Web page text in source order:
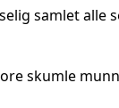
samlet alle
skumle